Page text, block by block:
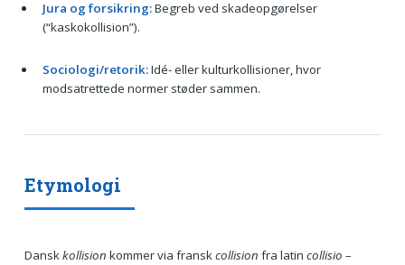
Jura og forsikring:Begreb ved skadeopgørelser
(“kaskokollision”).
Sociologi/retorik:Idé- eller kulturkollisioner, hvor
modsatrettede normer støder sammen.
Etymologi
Danskkollision kommer via franskcollision fra latin collisio –